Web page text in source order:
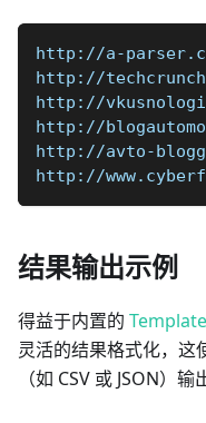
http://a-
http://
http://
http://
http://avto-
http://
结果输出示例
得益于内置的
灵活的结果格式化，这
（如 CSV 或 JSON）输